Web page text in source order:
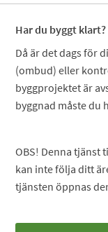
Har du byggt klart?
Då är det dags för
(ombud) eller
byggprojektet är
byggnad måste du
OBS! Denna tjänst
kan inte följa ditt
tjänsten öppnas